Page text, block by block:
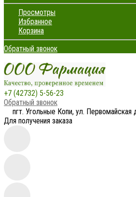
Просмотры
Избранное
Корзина
Обратный звонок
+7 (42732) 5-56-23
Обратный звонок
пгт. Угольные Копи, ул. Первомайская
Для получения заказа